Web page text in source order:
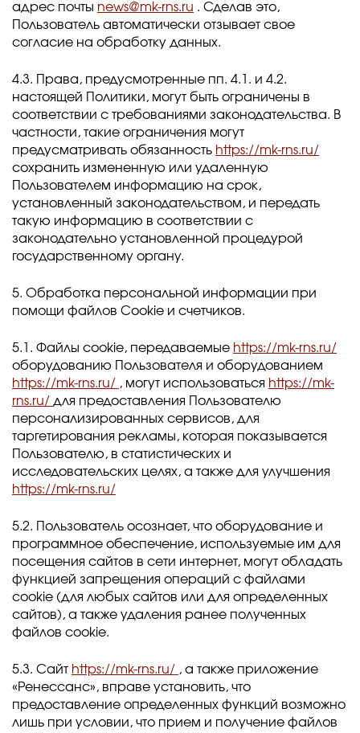
адрес почты news@mk-rns.ru . Сделав это,
Пользователь автоматически отзывает свое
согласие на обработку данных.
4.3. Права, предусмотренные пп. 4.1. и 4.2.
настоящей Политики, могут быть ограничены в
соответствии с требованиями законодательства. В
частности, такие ограничения могут
предусматривать обязанность https://mk-rns.ru/
сохранить измененную или удаленную
Пользователем информацию на срок,
установленный законодательством, и передать
такую информацию в соответствии с
законодательно установленной процедурой
государственному органу.
5. Обработка персональной информации при
помощи файлов Cookie и счетчиков.
5.1. Файлы cookie, передаваемые https://mk-rns.ru/
оборудованию Пользователя и оборудованием
https://mk-rns.ru/ , могут использоваться https://mk-
rns.ru/ для предоставления Пользователю
персонализированных сервисов, для
таргетирования рекламы, которая показывается
Пользователю, в статистических и
исследовательских целях, а также для улучшения
https://mk-rns.ru/
5.2. Пользователь осознает, что оборудование и
программное обеспечение, используемые им для
посещения сайтов в сети интернет, могут обладать
функцией запрещения операций с файлами
cookie (для любых сайтов или для определенных
сайтов), а также удаления ранее полученных
файлов cookie.
5.3. Сайт https://mk-rns.ru/ , а также приложение
«Ренессанс», вправе установить, что
предоставление определенных функций возможно
лишь при условии, что прием и получение файлов